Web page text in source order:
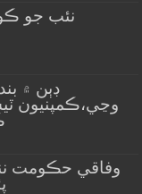
نئب جو
ڊٻن ۾
وفاقي حڪومت